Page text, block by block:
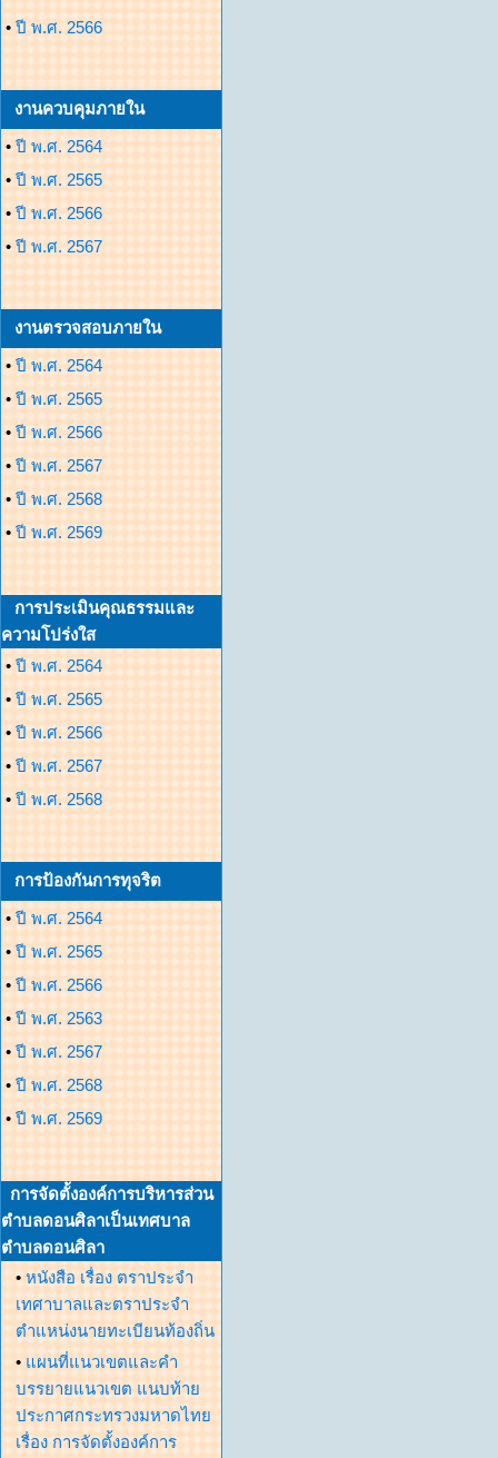
• ปี พ.ศ. 2566
งานควบคุมภายใน
• ปี พ.ศ. 2564
• ปี พ.ศ. 2565
• ปี พ.ศ. 2566
• ปี พ.ศ. 2567
งานตรวจสอบภายใน
• ปี พ.ศ. 2564
• ปี พ.ศ. 2565
• ปี พ.ศ. 2566
• ปี พ.ศ. 2567
• ปี พ.ศ. 2568
• ปี พ.ศ. 2569
การประเมินคุณธรรมและ
ความโปร่งใส
• ปี พ.ศ. 2564
• ปี พ.ศ. 2565
• ปี พ.ศ. 2566
• ปี พ.ศ. 2567
• ปี พ.ศ. 2568
การป้องกันการทุจริต
• ปี พ.ศ. 2564
• ปี พ.ศ. 2565
• ปี พ.ศ. 2566
• ปี พ.ศ. 2563
• ปี พ.ศ. 2567
• ปี พ.ศ. 2568
• ปี พ.ศ. 2569
การจัดตั้งองค์การบริหารส่วน
ตำบลดอนศิลาเป็นเทศบาล
ตำบลดอนศิลา
• หนังสือ เรื่อง ตราประจำ
เทศาบาลและตราประจำ
ตำแหน่งนายทะเบียนท้องถิ่น
• แผนที่แนวเขตและคำ
บรรยายแนวเขต แนบท้าย
ประกาศกระทรวงมหาดไทย
เรื่อง การจัดตั้งองค์การ